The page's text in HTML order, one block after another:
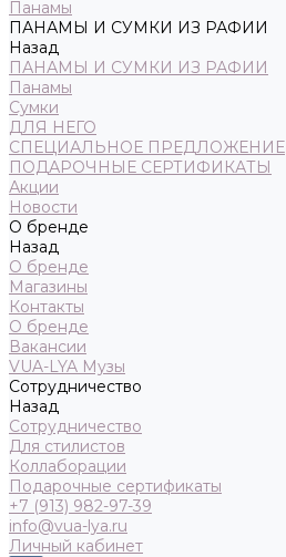
Панамы
ПАНАМЫ И СУМКИ ИЗ РАФИИ
Назад
ПАНАМЫ И СУМКИ ИЗ РАФИИ
Панамы
Сумки
ДЛЯ НЕГО
СПЕЦИАЛЬНОЕ ПРЕДЛОЖЕНИЕ
ПОДАРОЧНЫЕ СЕРТИФИКАТЫ
Акции
Новости
О бренде
Назад
О бренде
Магазины
Контакты
О бренде
Вакансии
VUA-LYA Музы
Сотрудничество
Назад
Сотрудничество
Для стилистов
Коллаборации
Подарочные сертификаты
+7 (913) 982-97-39
info@vua-lya.ru
Личный кабинет